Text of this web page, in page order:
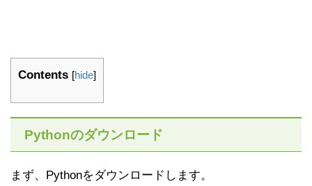
Contents [hide]
Pythonのダウンロード
まず、Pythonをダウンロードします。